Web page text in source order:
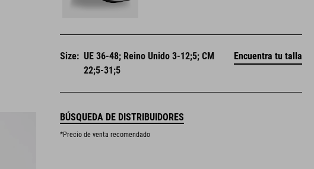
Size: UE 36-48; Reino Unido 3-12;5; CM
22;5-31;5
Encuentra tu talla
BÚSQUEDA DE DISTRIBUIDORES
*Precio de venta recomendado